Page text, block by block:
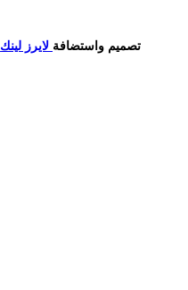
تصميم واستضافة لايرز لينك